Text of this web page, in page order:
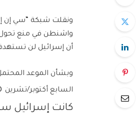
ونقلت شبكة “سي إن
واشنطن في منع تحول
أن إسرائيل لن
وبشأن الموعد
السابع أكتوبر/تشرين
كانت إسرائيل